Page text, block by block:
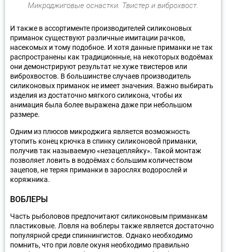
Микроджиговые оснастки. Твистер и виброхвост.
И также в ассортименте производителей силиконовых
приманок существуют различные имитации рачков,
насекомых и тому подобное. И хотя данные приманки не так
распространены как традиционные, на некоторых водоёмах
они демонстрируют результат не хуже твистеров или
виброхвостов. В большинстве случаев производитель
силиконовых приманок не имеет значения. Важно выбирать
изделия из достаточно мягкого силикона, чтобы их
анимация была более выражена даже при небольшом
размере.
Одним из плюсов микроджига является возможность
утопить конец крючка в спинку силиконовой приманки,
получив так называемую «незацепляйку». Такой монтаж
позволяет ловить в водоёмах с большим количеством
зацепов, не теряя приманки в зарослях водорослей и
коряжника.
ВОБЛЕРЫ
Часть рыболовов предпочитают силиконовым приманкам
пластиковые. Ловля на воблеры также является достаточно
популярной среди спиннингистов. Однако необходимо
помнить, что при ловле окуня необходимо правильно